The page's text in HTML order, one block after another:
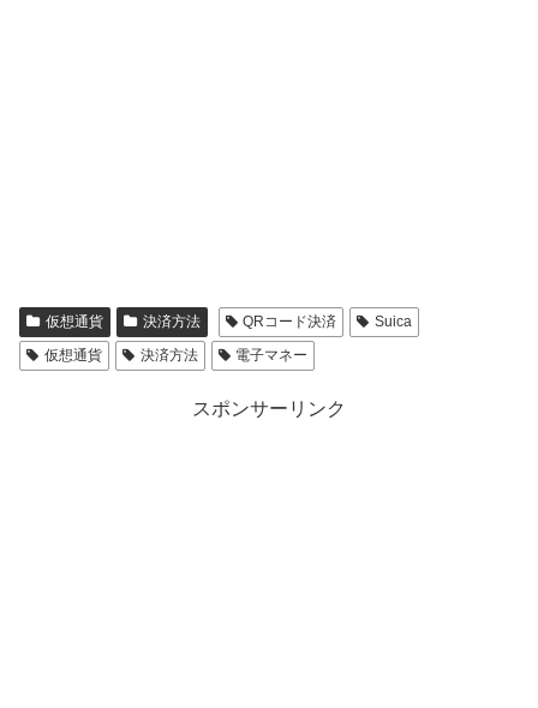
仮想通貨 決済方法 QRコード決済
Suica
仮想通貨
決済方法 電子マネー
スポンサーリンク